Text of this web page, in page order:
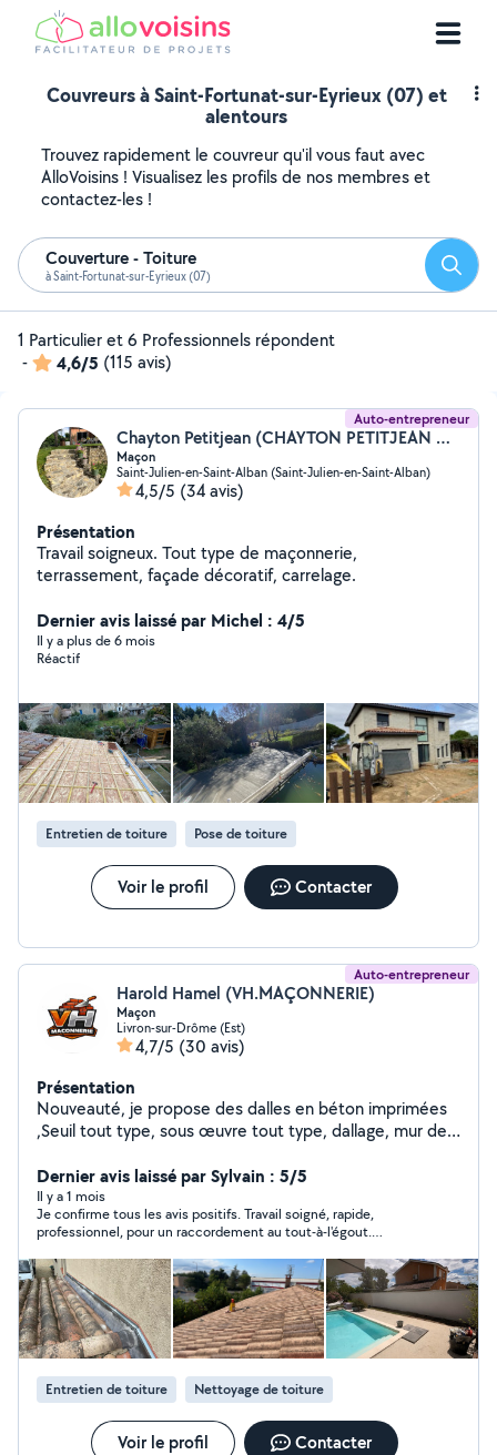
Couvreurs à Saint-Fortunat-sur-Eyrieux (07) et
alentours
Trouvez rapidement le couvreur qu'il vous faut avec
AlloVoisins ! Visualisez les profils de nos membres et
contactez-les !
Couverture - Toiture
à Saint-Fortunat-sur-Eyrieux (07)
1 Particulier et 6 Professionnels répondent
-
4,6/5 (115 avis)
Auto-entrepreneur
Chayton Petitjean (CHAYTON PETITJEAN MACONNERIE-RENOVATION)
Maçon
Saint-Julien-en-Saint-Alban (Saint-Julien-en-Saint-Alban)
4,5/5 (34 avis)
Présentation
Travail soigneux. Tout type de maçonnerie,
terrassement, façade décoratif, carrelage.
Dernier avis laissé par Michel : 4/5
Il y a plus de 6 mois
Réactif
Entretien de toiture Pose de toiture
Voir le profil Contacter
Auto-entrepreneur
Harold Hamel (VH.MAÇONNERIE)
Maçon
Livron-sur-Drôme (Est)
4,7/5 (30 avis)
Présentation
Nouveauté, je propose des dalles en béton imprimées
,Seuil tout type, sous œuvre tout type, dallage, mur de
couverture,terrasse bois, abri de jardin etc travaux
entretien espaces verts équipé Minipelle,bennes 3,6 et
10 m3 Rc pro , je met un point d'honneur pour satisfaire
mes clients, travail de qualité
Dernier avis laissé par Sylvain : 5/5
Il y a 1 mois
Je confirme tous les avis positifs. Travail soigné, rapide,
professionnel, pour un raccordement au tout-à-l'égout.
propose l'évacuation de déchets verts. Là encore très efficace.
Entretien de toiture Nettoyage de toiture
Voir le profil Contacter